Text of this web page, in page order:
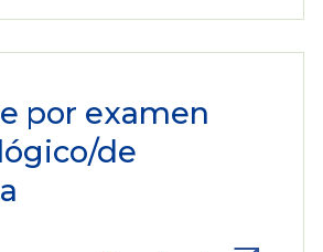
por examen
de